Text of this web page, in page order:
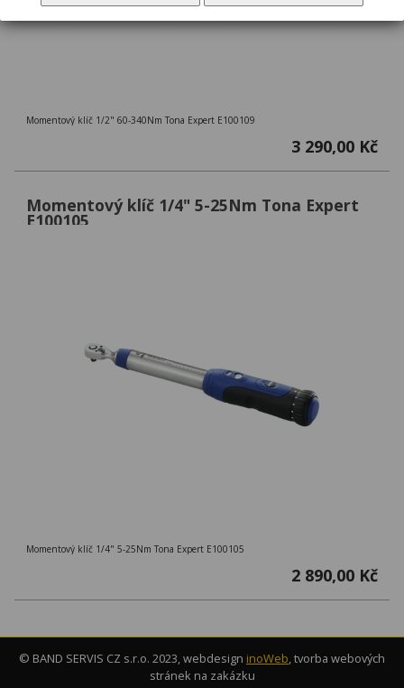
Momentový klíč 1/2" 60-340Nm Tona Expert E100109
3 290,00 Kč
Momentový klíč 1/4" 5-25Nm Tona Expert
E100105
Momentový klíč 1/4" 5-25Nm Tona Expert E100105
2 890,00 Kč
© BAND SERVIS CZ s.r.o. 2023, webdesign inoWeb, tvorba webových
stránek na zakázku